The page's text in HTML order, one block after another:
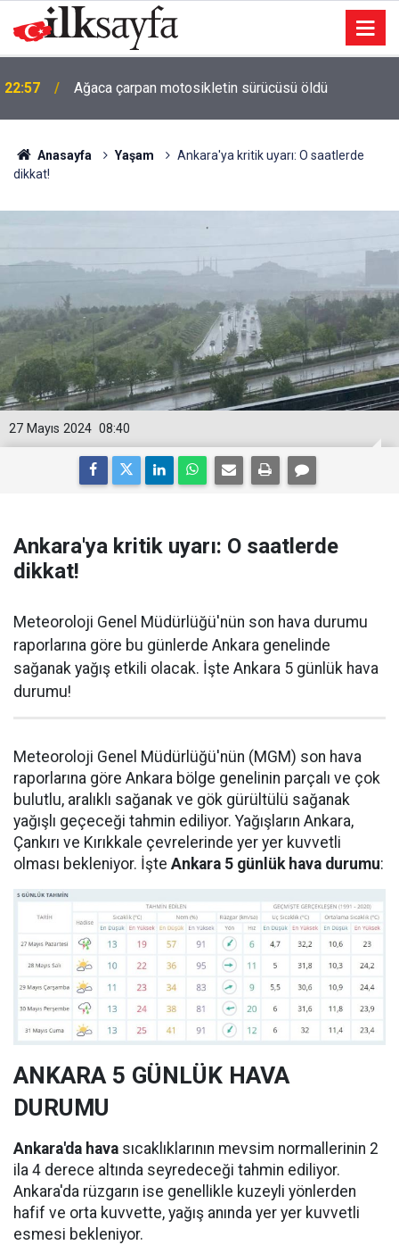
22:57 Ağaca çarpan motosikletin sürücüsü öldü
Anasayfa Yaşam
Ankara'ya kritik uyarı: O saatlerde
dikkat!
08:40
27 Mayıs 2024
Ankara'ya kritik uyarı: O saatlerde
dikkat!
Meteoroloji Genel Müdürlüğü'nün son hava durumu
raporlarına göre bu günlerde Ankara genelinde
sağanak yağış etkili olacak. İşte Ankara 5 günlük hava
durumu!
Meteoroloji Genel Müdürlüğü'nün (MGM) son hava
raporlarına göre Ankara bölge genelinin parçalı ve çok
bulutlu, aralıklı sağanak ve gök gürültülü sağanak
yağışlı geçeceği tahmin ediliyor. Yağışların Ankara,
Çankırı ve Kırıkkale çevrelerinde yer yer kuvvetli
olması bekleniyor. İşte Ankara 5 günlük hava durumu:
ANKARA 5 GÜNLÜK HAVA
DURUMU
Ankara'da hava sıcaklıklarının mevsim normallerinin 2
ila 4 derece altında seyredeceği tahmin ediliyor.
Ankara'da rüzgarın ise genellikle kuzeyli yönlerden
hafif ve orta kuvvette, yağış anında yer yer kuvvetli
esmesi bekleniyor.